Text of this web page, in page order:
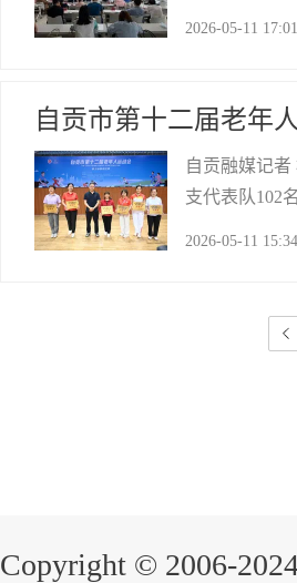
2026-05-11 17:01
自贡市第十二届老年
自贡融媒记
支代表队102
2026-05-11 15:34
Copyright © 2006-